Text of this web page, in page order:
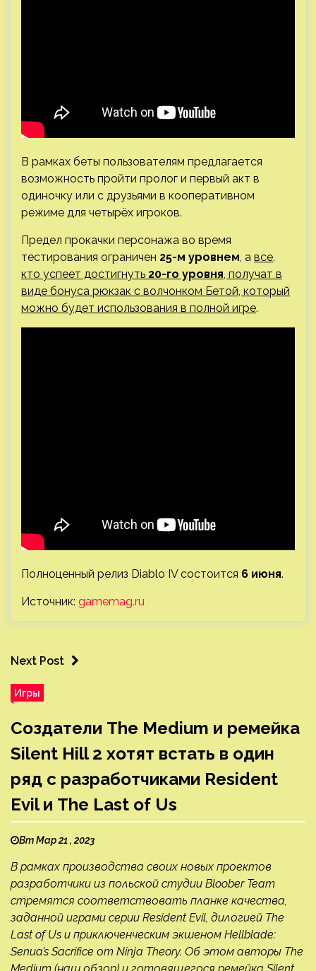
В рамках беты пользователям предлагается
возможность пройти пролог и первый акт в
одиночку или с друзьями в кооперативном
режиме для четырёх игроков.
Предел прокачки персонажа во время
тестирования ограничен 25-м уровнем, а все,
кто успеет достигнуть 20-го уровня, получат в
виде бонуса рюкзак с волчонком Бетой, который
можно будет использования в полной игре.
Полноценный релиз Diablo IV состоится 6 июня.
Источник: gamemag.ru
Next Post
Игры
Создатели The Medium и ремейка
Silent Hill 2 хотят встать в один
ряд с разработчиками Resident
Evil и The Last of Us
Вт Мар 21 , 2023
В рамках производства своих новых проектов
разработчики из польской студии Bloober Team
стремятся соответствовать планке качества,
заданной играми серии Resident Evil, дилогией The
Last of Us и приключенческим экшеном Hellblade:
Senua’s Sacrifice от Ninja Theory. Об этом авторы The